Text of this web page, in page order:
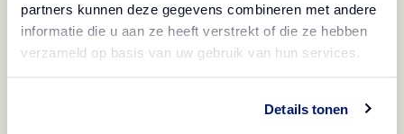
partners kunnen deze gegevens combineren met andere
informatie die u aan ze heeft verstrekt of die ze hebben
verzameld op basis van uw gebruik van hun services.
Details tonen
Turbo hranolky vlnkované Zig Zag
Hotové za 90 - 120 sekund